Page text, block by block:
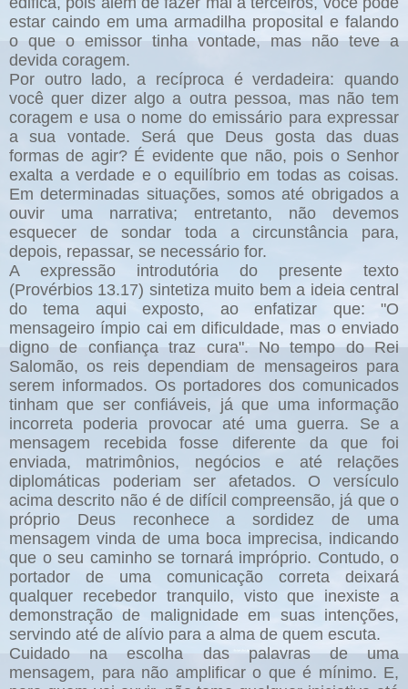
estar caindo em uma armadilha proposital e falando
o que o emissor tinha vontade, mas não teve a
devida coragem.
Por outro lado, a recíproca é verdadeira: quando
você quer dizer algo a outra pessoa, mas não tem
coragem e usa o nome do emissário para expressar
a sua vontade. Será que Deus gosta das duas
formas de agir? É evidente que não, pois o Senhor
exalta a verdade e o equilíbrio em todas as coisas.
Em determinadas situações, somos até obrigados a
ouvir uma narrativa; entretanto, não devemos
esquecer de sondar toda a circunstância para,
depois, repassar, se necessário for.
A expressão introdutória do presente texto
(Provérbios 13.17) sintetiza muito bem a ideia central
do tema aqui exposto, ao enfatizar que: "O
mensageiro ímpio cai em dificuldade, mas o enviado
digno de confiança traz cura". No tempo do Rei
Salomão, os reis dependiam de mensageiros para
serem informados. Os portadores dos comunicados
tinham que ser confiáveis, já que uma informação
incorreta poderia provocar até uma guerra. Se a
mensagem recebida fosse diferente da que foi
enviada, matrimônios, negócios e até relações
diplomáticas poderiam ser afetados. O versículo
acima descrito não é de difícil compreensão, já que o
próprio Deus reconhece a sordidez de uma
mensagem vinda de uma boca imprecisa, indicando
que o seu caminho se tornará impróprio. Contudo, o
portador de uma comunicação correta deixará
qualquer recebedor tranquilo, visto que inexiste a
demonstração de malignidade em suas intenções,
servindo até de alívio para a alma de quem escuta.
Cuidado na escolha das palavras de uma
mensagem, para não amplificar o que é mínimo. E,